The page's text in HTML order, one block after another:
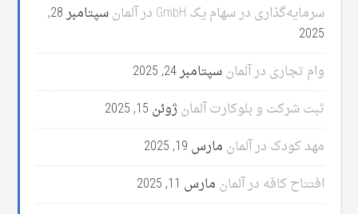
سرمایه‌گذاری در سهام یک GmbH در آلمان
سپتامبر 28,
2025
وام تجاری در آلمانسپتامبر 24, 2025
ثبت شرکت و بلوکارت آلمان ژوئن 15, 2025
مهد کودک در آلمان مارس 19, 2025
افتتاح کافه در آلمان مارس 11, 2025